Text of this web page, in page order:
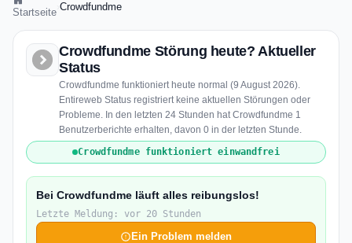
Startseite Crowdfundme
Crowdfundme Störung heute? Aktueller
Status
Crowdfundme funktioniert heute normal (9 August 2026).
Entireweb Status registriert keine aktuellen Störungen oder
Probleme. In den letzten 24 Stunden hat Crowdfundme 1
Benutzerberichte erhalten, davon 0 in der letzten Stunde.
Crowdfundme funktioniert einwandfrei
Bei Crowdfundme läuft alles reibungslos!
Letzte Meldung: vor 20 Stunden
Ein Problem melden